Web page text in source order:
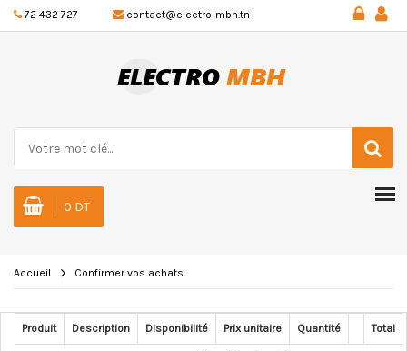
72 432 727 contact@electro-mbh.tn
0 DT
Accueil Confirmer vos achats
Produit Description Disponibilité Prix unitaire Quantité Total